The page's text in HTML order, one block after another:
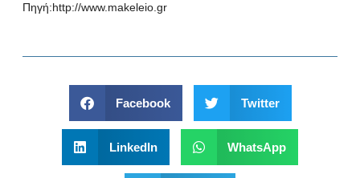
Πηγή:http://www.makeleio.gr
Facebook Twitter
LinkedIn WhatsApp